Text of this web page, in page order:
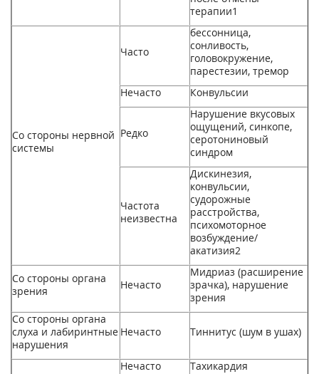
терапии1
Со стороны нервной
системы
Часто
бессонница,
сонливость,
головокружение,
парестезии, тремор
Нечасто
Конвульсии
Редко
Нарушение вкусовых
ощущений, синкопе,
серотониновый
синдром
Частота
неизвестна
Дискинезия,
конвульсии,
судорожные
расстройства,
психомоторное
возбуждение/
акатизия2
Со стороны органа
зрения
Нечасто
Мидриаз (расширение
зрачка), нарушение
зрения
Со стороны органа
слуха и лабиринтные
нарушения
Нечасто Тиннитус (шум в ушах)
Нечасто
Тахикардия